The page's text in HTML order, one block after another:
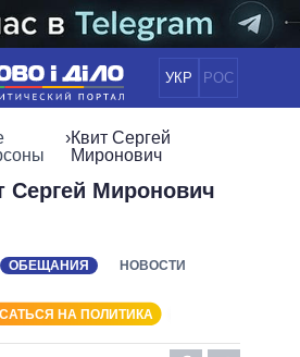
УКР РОС
НОВОСТИ
ПОЛИТИКА
ОБЕЩАНИЯ
ОФИС
ИНФОГРАФИКА
ВИДЕО
›Квит Сергей
Миронович
Сергей Миронович
ОБЕЩАНИЯ НОВОСТИ
НА ПОЛИТИКА